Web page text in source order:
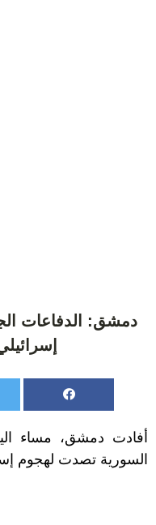
دمشق: الدفاعات
أفادت دمشق، مساء
السورية تصدت لهجوم